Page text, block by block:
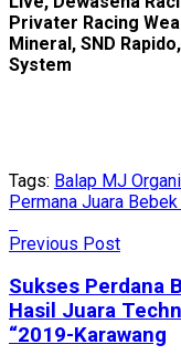
Privater Racing
Mineral, SND
System
Tags: Balap MJ
Permana Juara
Previous Post
Sukses Perdana
Hasil Juara
“2019-Karawang